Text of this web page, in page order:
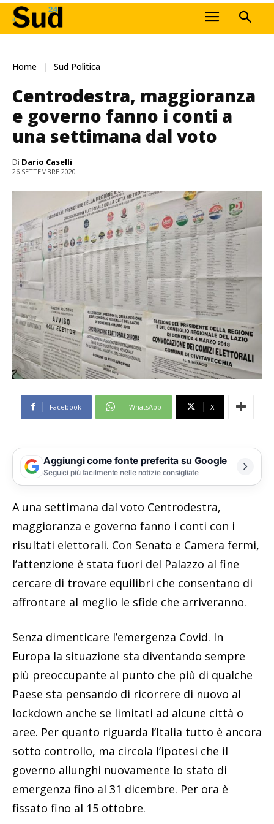
Home Sud Politica
Centrodestra, maggioranza
e governo fanno i conti a
una settimana dal voto
Di Dario Caselli
26 SETTEMBRE 2020
Facebook WhatsApp X
Aggiungi come fonte preferita su Google
Seguici più facilmente nelle notizie consigliate
A una settimana dal voto Centrodestra,
maggioranza e governo fanno i conti con i
risultati elettorali. Con Senato e Camera fermi,
l’attenzione è stata fuori del Palazzo al fine
cercare di trovare equilibri che consentano di
affrontare al meglio le sfide che arriveranno.
Senza dimenticare l’emergenza Covid. In
Europa la situazione sta diventando sempre
più preoccupante al punto che più di qualche
Paese sta pensando di ricorrere di nuovo al
lockdown anche se limitati ad alcune città o
aree. Per quanto riguarda l’Italia tutto è ancora
sotto controllo, ma circola l’ipotesi che il
governo allunghi nuovamente lo stato di
emergenza fino al 31 dicembre. Per ora è
fissato fino al 15 ottobre.